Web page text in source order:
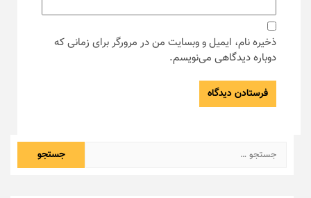
ذخیره نام، ایمیل و وبسایت من در مرورگر برای زمانی که
دوباره دیدگاهی می‌نویسم.
جستجو
برای: